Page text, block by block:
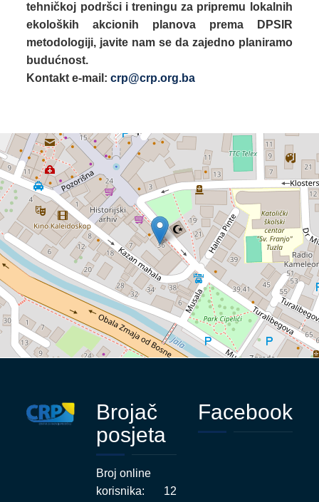
tehničkoj podršci i treningu za pripremu lokalnih
ekoloških akcionih planova prema DPSIR
metodologiji, javite nam se da zajedno planiramo
budućnost.
Kontakte-mail:crp@crp.org.ba
Brojač
posjeta
Broj online
korisnika:
12
Facebook